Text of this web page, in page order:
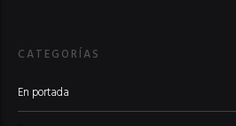
CATEGORÍAS
En portada